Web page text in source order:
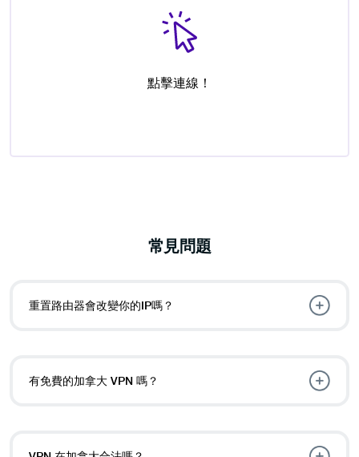
點擊連線！
常見問題
重置路由器會改變你的IP嗎？
有免費的加拿大 VPN 嗎？